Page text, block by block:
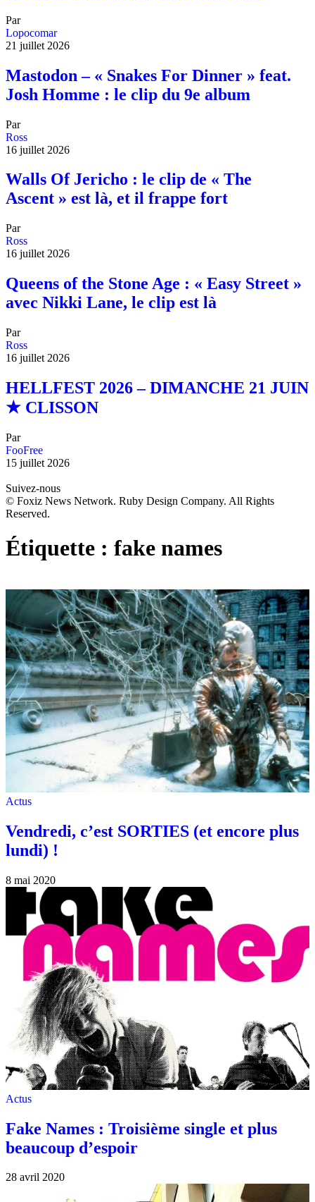
Par
Lopocomar
21 juillet 2026
Mastodon – « Snakes For Dinner » feat.
Josh Homme : le clip du 9e album
Par
Ross
16 juillet 2026
Walls Of Jericho : le clip de « The
Ascent » est là, et il frappe fort
Par
Ross
16 juillet 2026
Queens of the Stone Age : « Easy Street »
avec Nikki Lane, le clip est là
Par
Ross
16 juillet 2026
HELLFEST 2026 – DIMANCHE 21 JUIN
★ CLISSON
Par
FooFree
15 juillet 2026
Suivez-nous
© Foxiz News Network. Ruby Design Company. All Rights
Reserved.
Étiquette : fake names
Actus
Vendredi, c’est SORTIES (et encore plus
lundi) !
8 mai 2020
Actus
Fake Names : Troisième single et plus
beaucoup d’espoir
28 avril 2020